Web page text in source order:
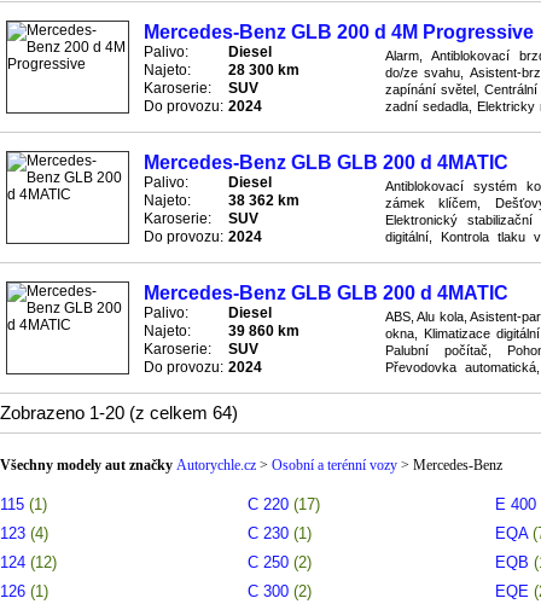
Mercedes-Benz GLB 200 d 4M Progressive
Palivo:
Diesel
Najeto:
28 300 km
Karoserie:
SUV
Do provozu: 2024
Alarm, Antiblokovací
do/ze svahu, Asistent-
zapínání světel,
zadní sedadla, Elektricky
Mercedes-Benz GLB GLB 200 d 4MATIC
Palivo:
Diesel
Najeto:
38 362 km
Karoserie:
SUV
Do provozu: 2024
Antiblokovací systém
zámek klíčem,
Elektronický
digitální, Kontrola tlaku
Mercedes-Benz GLB GLB 200 d 4MATIC
Palivo:
Diesel
Najeto:
39 860 km
Karoserie:
SUV
Do provozu: 2024
ABS, Alu kola, Asistent-
okna, Klimatizace
Palubní počítač,
Převodovka
Zobrazeno 1-20 (z celkem 64)
Všechny modely aut značky Autorychle.cz > Osobní a terénní vozy > Mercedes-Benz
115 (1)
123 (4)
124 (12)
126 (1)
C 220 (17)
C 230 (1)
C 250 (2)
C 300 (2)
E 400
EQA
EQB
EQE